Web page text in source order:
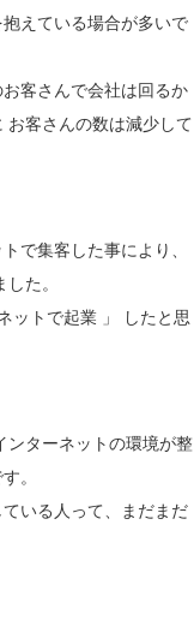
えている場合が多いで
客さんで会社は回るか
お客さんの数は減少して
で集客した事により、
た。
ットで起業 」 したと思
ンターネットの環境が整
。
いる人って、まだまだ